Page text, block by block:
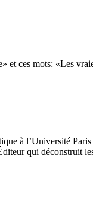
à l’Université
qui déconstruit